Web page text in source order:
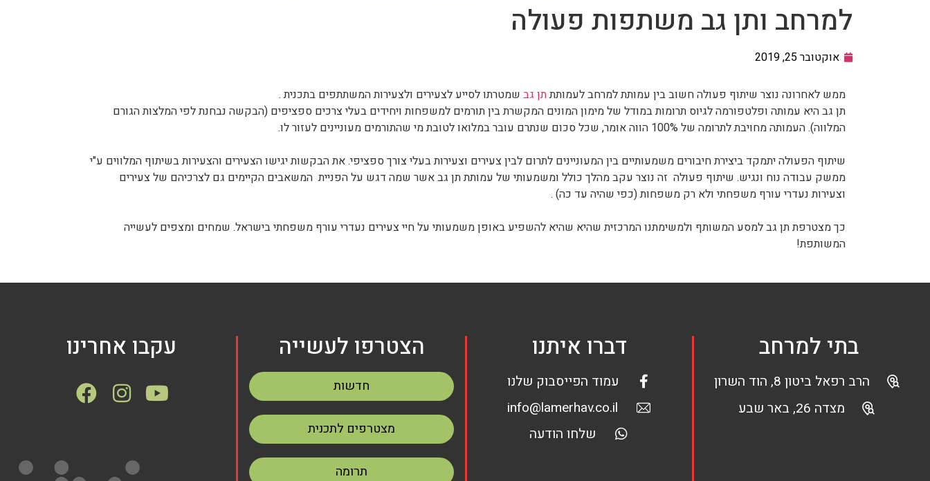
למרחב ותן גב משתפות פעולה
אוקטובר 25, 2019
ממש לאחרונה נוצר שיתוף פעולה חשוב בין עמותת למרחב לעמותתתן גב שמטרתו לסייע לצעירים ולצעירות המשתתפים בתכנית .
תן גב היא עמותה ופלטפורמה לגיוס תרומות במודל של מימון המונים המקשרת בין תורמים למשפחות ויחידים בעלי צרכים ספציפים (הבקשה נבחנת לפי המלצות הגורם
המלווה). העמותה מחויבת לתרומה של 100% הווה אומר, שכל סכום שנתרם עובר במלואו לטובת מי שהתורמים מעוניינים לעזור לו.
שיתוף הפעולה יתמקד ביצירת חיבורים משמעותיים בין המעוניינים לתרום לבין צעירים וצעירות בעלי צורך ספציפי. את הבקשות יגישו הצעירים והצעירות בשיתוף המלווים ע"י
ממשק עבודה נוח ונגיש. שיתוף פעולה זה נוצר עקב מהלך כולל ומשמעותי של עמותת תן גב אשר שמה דגש על הפניית המשאבים הקיימים גם לצרכיהם של צעירים
וצעירות נעדרי עורף משפחתי ולא רק משפחות (כפי שהיה עד כה) .
כך מצטרפת תן גב למסע המשותף ולמשימתנו המרכזית שהיא שהיא להשפיע באופן משמעותי על חיי צעירים נעדרי עורף משפחתי בישראל. שמחים ומצפים לעשייה
המשותפת!
בתי למרחב
הרב רפאל ביטון 8, הוד השרון
מצדה 26, באר שבע
דברו איתנו
עמוד הפייסבוק שלנו
info@lamerhav.co.il
שלחו הודעה
הצטרפו לעשייה
חדשות
מצטרפים לתכנית
תרומה
עקבו אחרינו